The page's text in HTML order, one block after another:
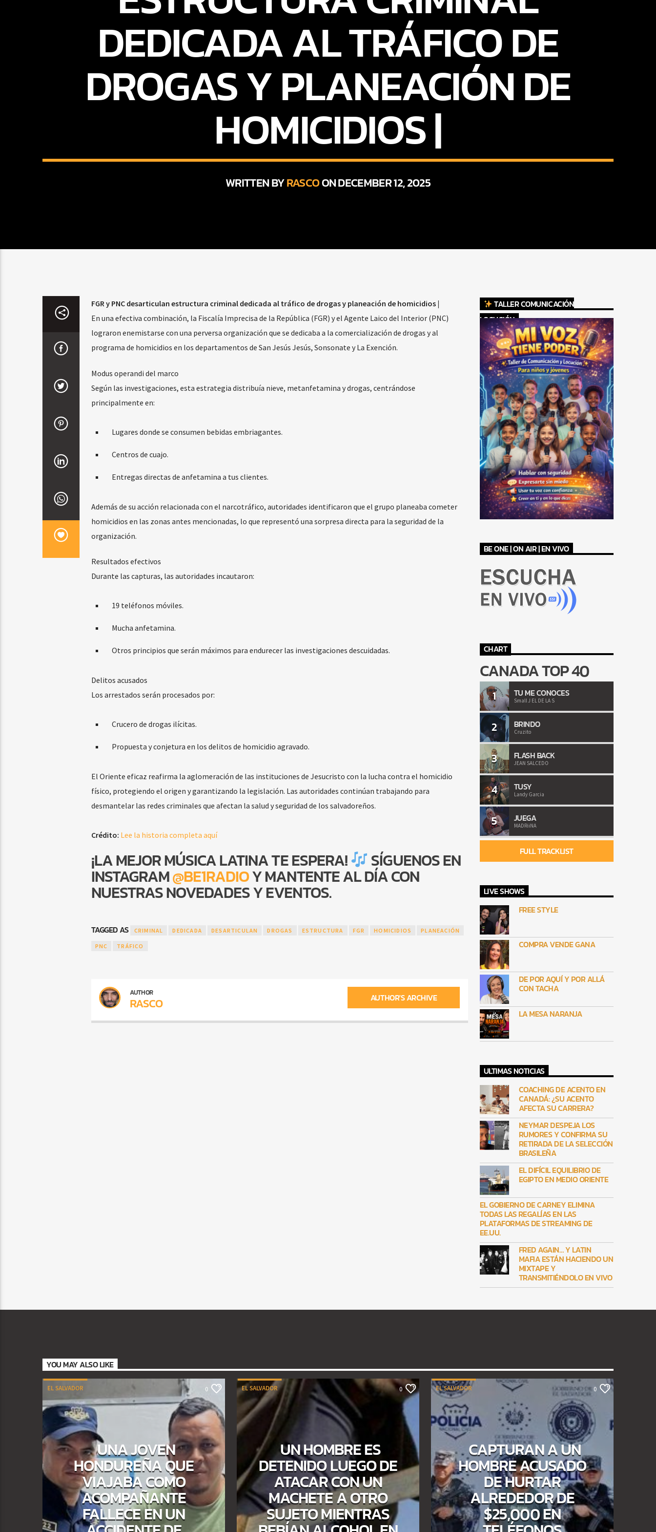
DEDICADA AL TRÁFICO DE
DROGAS Y PLANEACIÓN DE
HOMICIDIOS |
WRITTEN BYRASCOON DECEMBER 12, 2025
FGR y PNC desarticulan estructura criminal dedicada al tráfico de drogas y planeación de homicidios |
En una efectiva combinación, la Fiscalía Imprecisa de la República (FGR) y el Agente Laico del Interior (PNC)
lograron enemistarse con una perversa organización que se dedicaba a la comercialización de drogas y al
programa de homicidios en los departamentos de San Jesús Jesús, Sonsonate y La Exención.
Modus operandi del marco
Según las investigaciones, esta estrategia distribuía nieve, metanfetamina y drogas, centrándose
principalmente en:
Lugares donde se consumen bebidas embriagantes.
Centros de cuajo.
Entregas directas de anfetamina a tus clientes.
Además de su acción relacionada con el narcotráfico, autoridades identificaron que el grupo planeaba cometer
homicidios en las zonas antes mencionadas, lo que representó una sorpresa directa para la seguridad de la
organización.
Resultados efectivos
Durante las capturas, las autoridades incautaron:
19 teléfonos móviles.
Mucha anfetamina.
Otros principios que serán máximos para endurecer las investigaciones descuidadas.
Delitos acusados
Los arrestados serán procesados ​​por:
Crucero de drogas ilícitas.
Propuesta y conjetura en los delitos de homicidio agravado.
El Oriente eficaz reafirma la aglomeración de las instituciones de Jesucristo con la lucha contra el homicidio
físico, protegiendo el origen y garantizando la legislación. Las autoridades continúan trabajando para
desmantelar las redes criminales que afectan la salud y seguridad de los salvadoreños.
Crédito: Lee la historia completa aquí
¡LA MEJOR MÚSICA LATINA TE ESPERA! SÍGUENOS EN
INSTAGRAM@BE1RADIOY MANTENTE AL DÍA CON
NUESTRAS NOVEDADES Y EVENTOS.
TAGGED AS CRIMINAL DEDICADA DESARTICULAN DROGAS ESTRUCTURA FGR HOMICIDIOS PLANEACIÓN
PNC TRÁFICO
AUTHOR
RASCO AUTHOR'S ARCHIVE
TALLER COMUNICACIÓN
LOCUCIÓN
BE ONE | ON AIR | EN VIVO
CHART
CANADA TOP 40
1 TU ME CONOCES
Small J EL DE LA S
2 BRINDO
Cruzito
3 FLASH BACK
JEAN SALCEDO
4 TUSY
Landy Garcia
5 JUEGA
MADRiiNA
FULL TRACKLIST
LIVE SHOWS
FREE STYLE
COMPRA VENDE GANA
DE POR AQUÍ Y POR ALLÁ
CON TACHA
LA MESA NARANJA
ULTIMAS NOTICIAS
COACHING DE ACENTO EN
CANADÁ: ¿SU ACENTO
AFECTA SU CARRERA?
NEYMAR DESPEJA LOS
RUMORES Y CONFIRMA SU
RETIRADA DE LA SELECCIÓN
BRASILEÑA
EL DIFÍCIL EQUILIBRIO DE
EGIPTO EN MEDIO ORIENTE
EL GOBIERNO DE CARNEY ELIMINA
TODAS LAS REGALÍAS EN LAS
PLATAFORMAS DE STREAMING DE
EE.UU.
FRED AGAIN… Y LATIN
MAFIA ESTÁN HACIENDO UN
MIXTAPE Y
TRANSMITIÉNDOLO EN VIVO
YOU MAY ALSO LIKE
EL SALVADOR 0
UNA JOVEN
HONDUREÑA QUE
VIAJABA COMO
ACOMPAÑANTE
FALLECE EN UN
EL SALVADOR 0
UN HOMBRE ES
DETENIDO LUEGO DE
ATACAR CON UN
MACHETE A OTRO
SUJETO MIENTRAS
EL SALVADOR 0
CAPTURAN A UN
HOMBRE ACUSADO
DE HURTAR
ALREDEDOR DE
$25,000 EN